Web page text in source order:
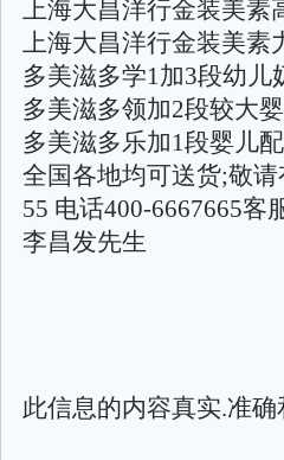
上海大昌洋行金装美素
上海大昌洋行金装美素
多美滋多学1加3段幼儿
多美滋多领加2段较大
多美滋多乐加1段婴儿
全国各地均可送货;敬
55 电话400-6667665客
李昌发先生
此信息的内容真实.准